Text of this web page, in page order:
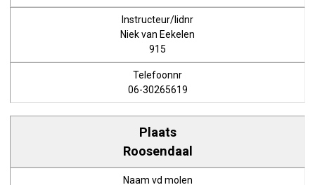
Niek van Eekelen
915
06-30265619
Roosendaal